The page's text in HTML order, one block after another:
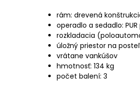
rám: drevená
operadlo a sedadlo:
rozkladacia
úložný priestor na
vrátane vankúšov
hmotnosť: 134 kg
počet balení: 3